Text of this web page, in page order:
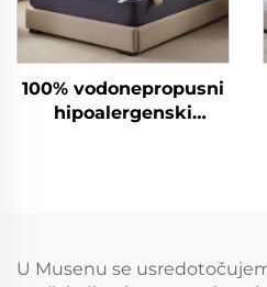
100% vodonepropusni
hipoalergenski
(tamnoplava)
U Musenu se